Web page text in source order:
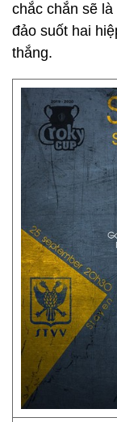
chắc chắn sẽ
đảo suốt hai
thắng.